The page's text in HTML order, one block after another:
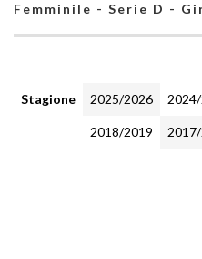
Femminile - Serie D -
Stagione 2025/2026
2018/2019